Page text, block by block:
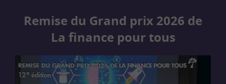
Remise du Grand prix 2026 de
La finance pour tous